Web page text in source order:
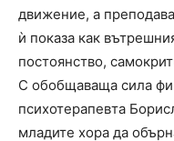
движение, а
ѝ показа как
постоянство,
С обобщаваща сила
психотерапевта
младите хора да